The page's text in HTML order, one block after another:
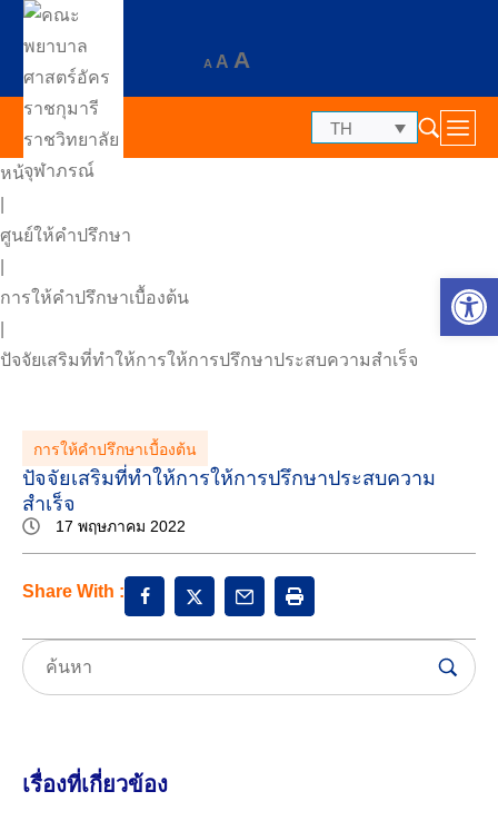
A A A
TH
หน้าแรก
ศูนย์ให้คำปรึกษา
การให้คำปรึกษาเบื้องต้น
ปัจจัยเสริมที่ทำให้การให้การปรึกษาประสบความสำเร็จ
การให้คำปรึกษาเบื้องต้น
ปัจจัยเสริมที่ทำให้การให้การปรึกษาประสบความ
สำเร็จ
17 พฤษภาคม 2022
Share With :
เรื่องที่เกี่ยวข้อง